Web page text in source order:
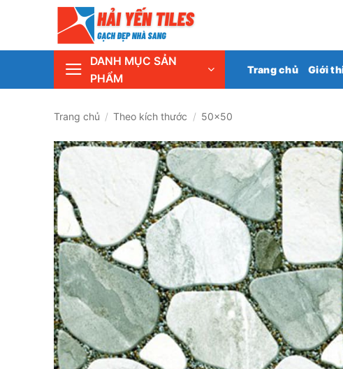
content
DANH MỤC SẢN
PHẨM
Trang chủ Giới
Trang chủ / Theo kích thước / 50x50